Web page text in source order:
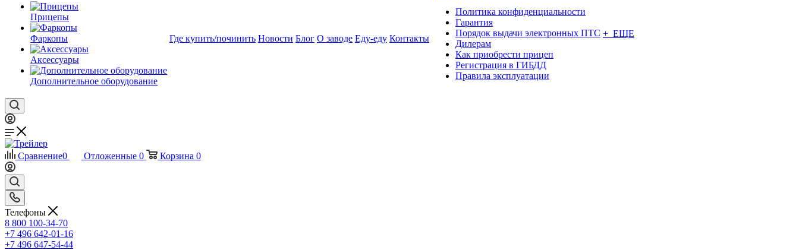
Прицепы
Фаркопы
Аксессуары
Дополнительное оборудование
Где купить/починить Новости Блог О заводе Еду-еду Контакты
Политика конфиденциальности
Гарантия
Порядок выдачи электронных ПТС
Дилерам
Как приобрести прицеп
Регистрация в ГИБДД
Правила эксплуатации
+ ЕЩЕ
Сравнение0 Отложенные 0 Корзина 0
Телефоны
8 800 100-34-70
+7 496 642-01-16
+7 496 647-54-44